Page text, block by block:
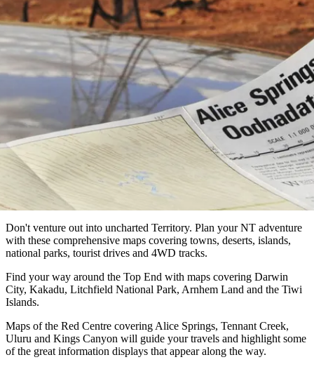
Outback
und
outdoor
Nach
Region
erkunden
Devils
Marbles
Maguk
/
West-
MacDonnell-
Nationalpark
Aktivitäten
Reisetyp
Top
10
Listen
Reiseplanung
Praktische
Infos
Planungstools
Suche:
Sign
up
Landkarten
Don't venture out into uncharted Territory. Plan your NT adventure
with these comprehensive maps covering towns, deserts, islands,
national parks, tourist drives and 4WD tracks.
Find your way around the Top End with maps covering Darwin
City, Kakadu, Litchfield National Park, Arnhem Land and the Tiwi
Islands.
Maps of the Red Centre covering Alice Springs, Tennant Creek,
Uluru and Kings Canyon will guide your travels and highlight some
of the great information displays that appear along the way.